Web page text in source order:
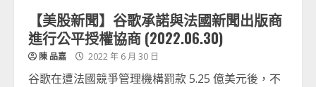
【美股新聞】谷歌承諾與法國新聞出版商
進行公平授權協商 (2022.06.30)
陳 品嘉 2022 年 6 月 30 日
谷歌在遭法國競爭管理機構罰款 5.25 億美元後，不